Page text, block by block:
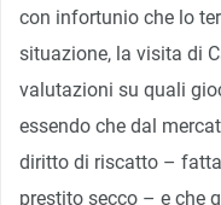
con infortunio che lo
situazione, la visita di
valutazioni su quali
essendo che dal
diritto di riscatto –
prestito secco – e che